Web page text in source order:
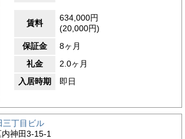
賃料
634,000円
(20,000円)
保証金
8ヶ月
礼金
2.0ヶ月
入居時期
即日
三丁目ビル
神田3-15-1